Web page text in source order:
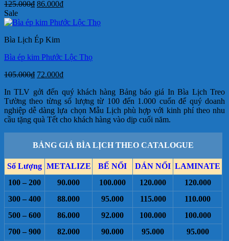
125.000₫ Giá
là:
86.000₫Giá
tại
Sale
Bìa Lịch Ép Kim
Bìa ép kim Phước Lộc Thọ
105.000₫ Giá
là:
105.000₫.
72.000₫Giá
tại
là:
72.000₫.
In TLV gởi đến quý khách hàng Bảng báo giá In Bìa Lịch Treo
Tường theo từng số lượng từ 100 đến 1.000 cuốn để quý doanh
nghiệp dễ dàng lựa chọn Mẫu Lịch phù hợp với kinh phí theo nhu
cầu tặng quà Tết cho khách hàng vào dịp cuối năm.
BẢNG GIÁ BÌA LỊCH THEO CATALOGUE
Số Lượng METALIZE BẾ NỔI DÁN NỔI LAMINATE
100 – 200
90.000 100.000 120.000
120.000
300 – 400
88.000 95.000 115.000
110.000
500 – 600
86.000 92.000 100.000
100.000
700 – 900
82.000 90.000 95.000
95.000